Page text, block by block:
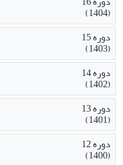
(1404)
دوره 15
(1403)
دوره 14
(1402)
دوره 13
(1401)
دوره 12
(1400)